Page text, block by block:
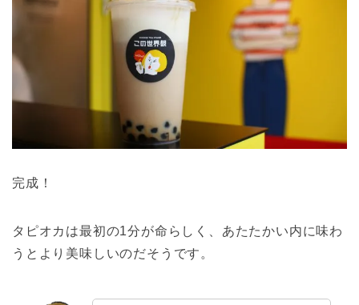
完成！
タピオカは最初の1分が命らしく、あたたかい内に味わ
うとより美味しいのだそうです。